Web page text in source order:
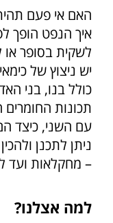
האם אי פעם
איך הנפט הופך
לשקית בסופר
יש ניצוץ של
כולל בנו, בני
תכונות
עם השני, כיצד
ניתן לתכנן
– מחקלאות ועד
למה אצלנו?